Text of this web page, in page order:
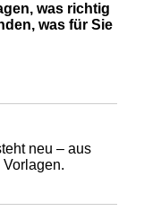
was richtig
was für Sie
neu – aus